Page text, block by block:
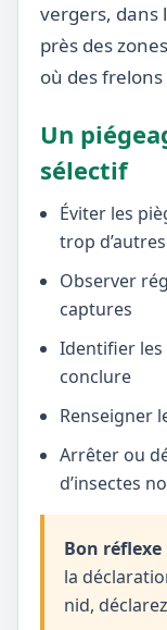
vergers, dans
près des
où des
Un
sélectif
Éviter les
trop
Observer
captures
Identifier les
conclure
Renseigner
Arrêter ou
d’insectes
Bon réflexe
la
nid,